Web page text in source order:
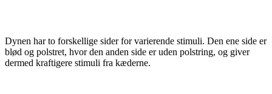
Dynen har to forskellige sider for varierende stimuli. Den ene side er
blød og polstret, hvor den anden side er uden polstring, og giver
dermed kraftigere stimuli fra kæderne.